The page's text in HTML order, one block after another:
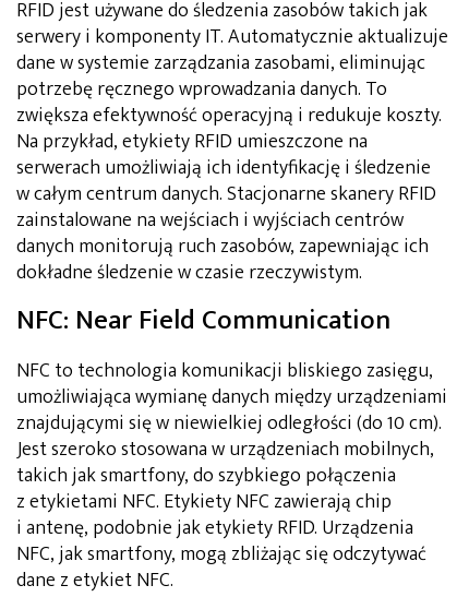
RFID jest używane do śledzenia zasobów takich jak
serwery i komponenty IT. Automatycznie aktualizuje
dane w systemie zarządzania zasobami, eliminując
potrzebę ręcznego wprowadzania danych. To
zwiększa efektywność operacyjną i redukuje koszty.
Na przykład, etykiety RFID umieszczone na
serwerach umożliwiają ich identyfikację i śledzenie
w całym centrum danych. Stacjonarne skanery RFID
zainstalowane na wejściach i wyjściach centrów
danych monitorują ruch zasobów, zapewniając ich
dokładne śledzenie w czasie rzeczywistym.
NFC: Near Field Communication
NFC to technologia komunikacji bliskiego zasięgu,
umożliwiająca wymianę danych między urządzeniami
znajdującymi się w niewielkiej odległości (do 10 cm).
Jest szeroko stosowana w urządzeniach mobilnych,
takich jak smartfony, do szybkiego połączenia
z etykietami NFC. Etykiety NFC zawierają chip
i antenę, podobnie jak etykiety RFID. Urządzenia
NFC, jak smartfony, mogą zbliżając się odczytywać
dane z etykiet NFC.